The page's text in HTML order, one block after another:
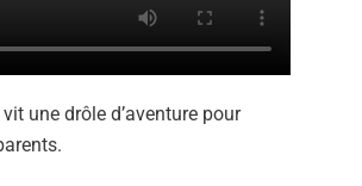
une drôle d’aventure pour